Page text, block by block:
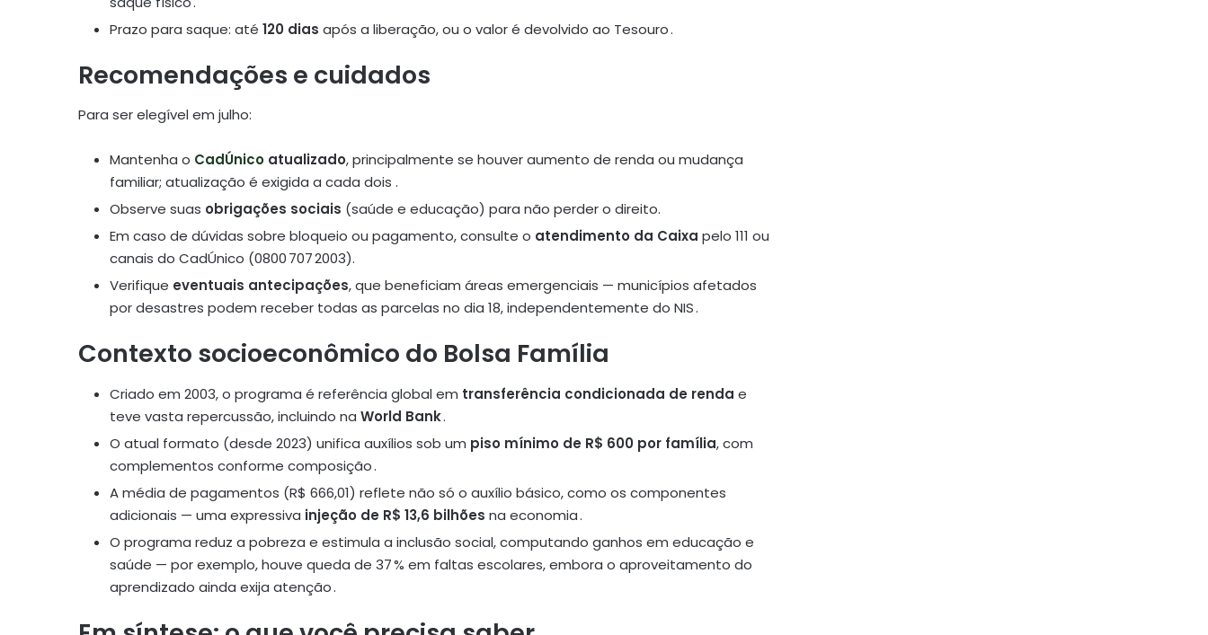
Prazo para saque: até 120 dias após a liberação, ou o valor é devolvido ao Tesouro.
Recomendações e cuidados
Para ser elegível em julho:
Mantenha o CadÚnico atualizado, principalmente se houver aumento de renda ou mudança
familiar; atualização é exigida a cada dois .
Observe suas obrigações sociais (saúde e educação) para não perder o direito.
Em caso de dúvidas sobre bloqueio ou pagamento, consulte o atendimento da Caixa pelo 111 ou
canais do CadÚnico (0800 707 2003).
Verifique eventuais antecipações, que beneficiam áreas emergenciais — municípios afetados
por desastres podem receber todas as parcelas no dia 18, independentemente do NIS .
Contexto socioeconômico do Bolsa Família
Criado em 2003, o programa é referência global em transferência condicionada de renda e
teve vasta repercussão, incluindo na World Bank.
O atual formato (desde 2023) unifica auxílios sob um piso mínimo de R$ 600 por família, com
complementos conforme composição .
A média de pagamentos (R$ 666,01) reflete não só o auxílio básico, como os componentes
adicionais — uma expressiva injeção de R$ 13,6 bilhões na economia .
O programa reduz a pobreza e estimula a inclusão social, computando ganhos em educação e
saúde — por exemplo, houve queda de 37 % em faltas escolares, embora o aproveitamento do
aprendizado ainda exija atenção.